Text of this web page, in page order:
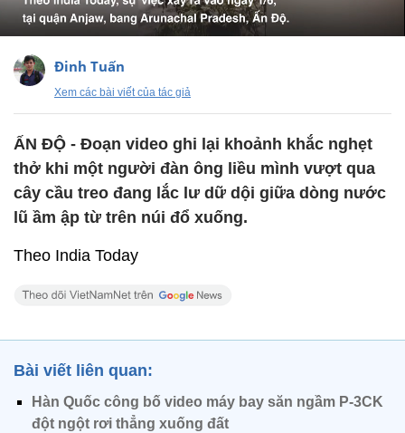
Đinh Tuấn
Xem các bài viết của tác giả
ẤN ĐỘ - Đoạn video ghi lại khoảnh khắc nghẹt
thở khi một người đàn ông liều mình vượt qua
cây cầu treo đang lắc lư dữ dội giữa dòng nước
lũ ầm ập từ trên núi đổ xuống.
Theo India Today
Bài viết liên quan:
Hàn Quốc công bố video máy bay săn ngầm P-3CK
đột ngột rơi thẳng xuống đất